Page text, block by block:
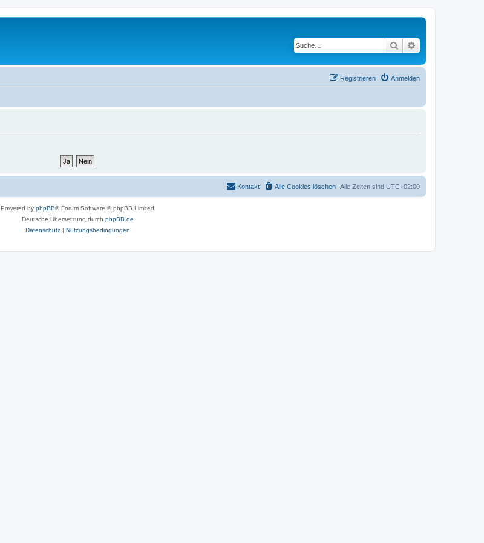
Suche
Anmelden
Registrieren
Alle Zeiten sind UTC+02:00
Alle Cookies löschen
Kontakt
Powered by phpBB® Forum Software © phpBB Limited
Deutsche Übersetzung durch phpBB.de
Datenschutz| Nutzungsbedingungen